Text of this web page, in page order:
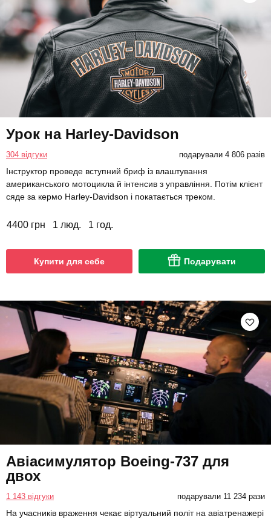
Урок на Harley-Davidson
304 відгуки подарували 4 806 разів
Інструктор проведе вступний бриф із влаштування
американського мотоцикла й інтенсив з управління. Потім клієнт
сяде за кермо Harley-Davidson і покатається треком.
4400 грн 1 люд. 1 год.
Купити для себе Подарувати
Авіасимулятор Boeing-737 для
двох
1 143 відгуки подарували 11 234 рази
На учасників враження чекає віртуальний політ на авіатренажері